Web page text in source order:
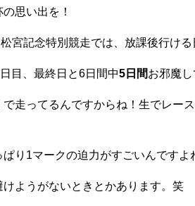
思い出を！
宮記念特別競走では、放課後行け
目、最終日と6日間中5日間お邪魔
で走ってるんですからね！生でレ
り1マークの迫力がすごいんですよ
ようがないときとかあります。笑